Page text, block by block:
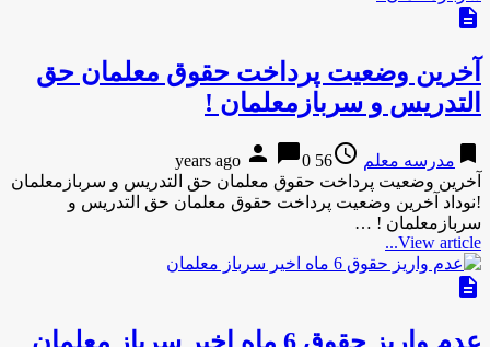
description
آخرین وضعیت پرداخت حقوق معلمان حق
التدریس و سربازمعلمان !
bookmark مدرسه معلم access_time
56 years ago
person chat_bubble0
آخرین وضعیت پرداخت حقوق معلمان حق التدریس و سربازمعلمان
!نوداد آخرین وضعیت پرداخت حقوق معلمان حق التدریس و
سربازمعلمان ! …
View article...
description
عدم واریز حقوق 6 ماه اخیر سرباز معلمان